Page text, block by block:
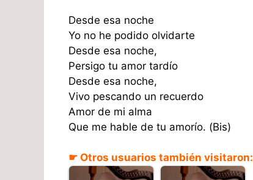
Desde esa noche
Yo no he podido olvidarte
Desde esa noche,
Persigo tu amor tardío
Desde esa noche,
Vivo pescando un recuerdo
Amor de mi alma
Que me hable de tu amorío. (Bis)
☛ Otros usuarios también visitaron: